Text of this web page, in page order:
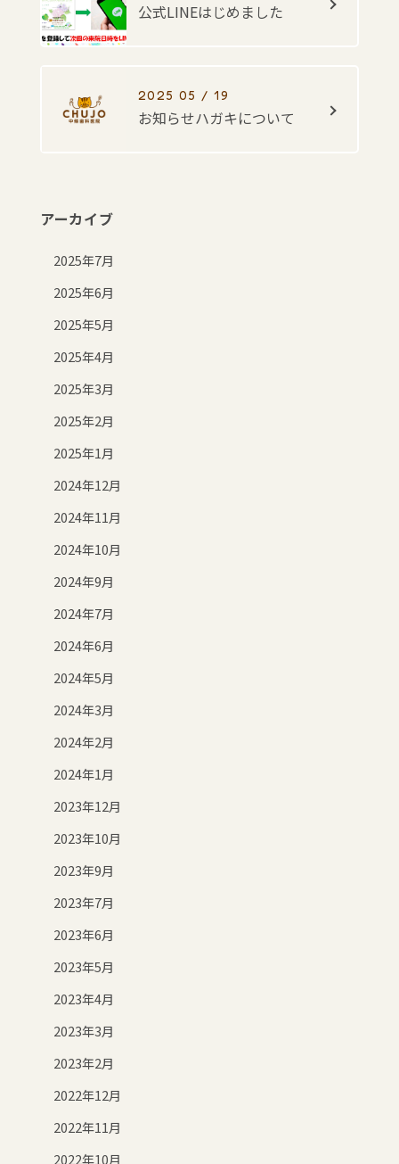
公式LINEはじめました
2025 05 / 19
お知らせハガキについて
アーカイブ
2025年7月
2025年6月
2025年5月
2025年4月
2025年3月
2025年2月
2025年1月
2024年12月
2024年11月
2024年10月
2024年9月
2024年7月
2024年6月
2024年5月
2024年3月
2024年2月
2024年1月
2023年12月
2023年10月
2023年9月
2023年7月
2023年6月
2023年5月
2023年4月
2023年3月
2023年2月
2022年12月
2022年11月
2022年10月